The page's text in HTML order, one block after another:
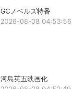
GCノベルズ特番
2026-08-08 04:53:56
河島英五映画化